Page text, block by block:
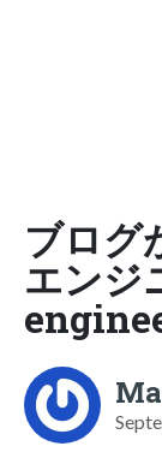
ブログ
エンジ